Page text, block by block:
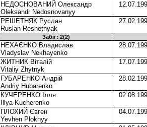
НЕДОСНОВАНИЙ Олександр
Oleksandr Nedosnovanyy
РЕШЕТНЯК Руслан
Ruslan Reshetnyak
Забіг: 2(2)
НЕХАЄНКО Владислав
Vladyslav Nekhayenko
ЖИТНИК Віталій
Vitaliy Zhytnyk
ГУБАРЕНКО Андрій
Andriy Hubarenko
КУЧЕРЕНКО Ілля
Illya Kucherenko
ПЛОХИЙ Євген
Yevhen Plokhyy